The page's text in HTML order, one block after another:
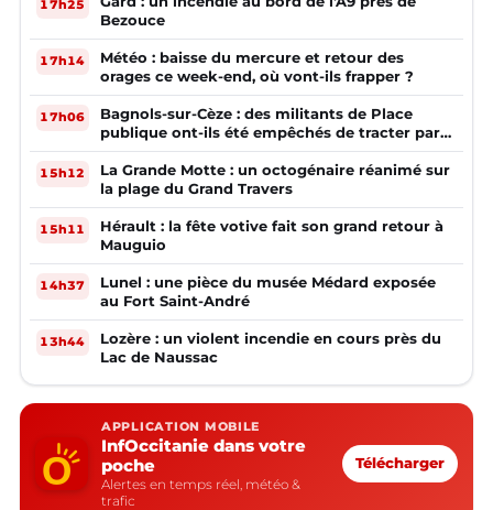
17h25
Bezouce
17h14
Météo : baisse du mercure et retour des
orages ce week-end, où vont-ils frapper ?
17h06
Bagnols-sur-Cèze : des militants de Place
publique ont-ils été empêchés de tracter par
la mairie ?
15h12
La Grande Motte : un octogénaire réanimé sur
la plage du Grand Travers
15h11
Hérault : la fête votive fait son grand retour à
Mauguio
14h37
Lunel : une pièce du musée Médard exposée
au Fort Saint-André
13h44
Lozère : un violent incendie en cours près du
Lac de Naussac
APPLICATION MOBILE
InfOccitanie dans votre
poche
Alertes en temps réel, météo &
trafic
Télécharger